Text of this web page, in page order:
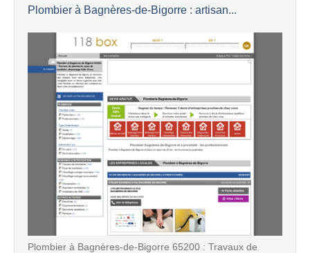
Plombier à Bagnères-de-Bigorre : artisan...
Plombier à Bagnères-de-Bigorre 65200 : Travaux de